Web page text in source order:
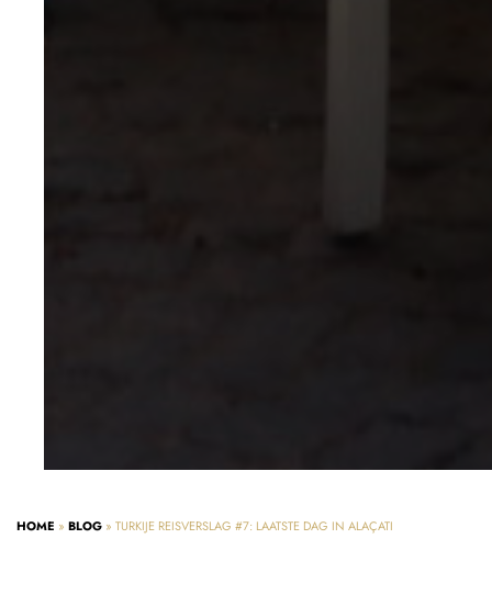
HOME » BLOG » TURKIJE REISVERSLAG #7: LAATSTE DAG IN ALAÇATI